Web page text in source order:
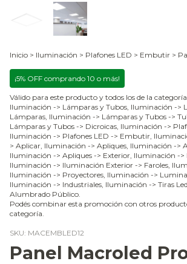
Inicio > Iluminación > Plafones LED > Embutir >
¡5% OFF comprando 10 o más!
Válido para este producto y todos los de la
Iluminación -> Lámparas y Tubos, Iluminación ->
Lámparas, Iluminación -> Lámparas y Tubos ->
Lámparas y Tubos -> Dicroicas, Iluminación ->
Iluminación -> Plafones LED -> Embutir,
> Aplicar, Iluminación -> Apliques, Iluminación ->
Iluminación -> Apliques -> Exterior, Iluminación -
Iluminación -> Iluminación Exterior -> Faroles,
Iluminación -> Proyectores, Iluminación ->
Iluminación -> Industriales, Iluminación -> Tiras
Alumbrado Público.
Podés combinar esta promoción con otros
categoría.
SKU: MACEMBLED12
Panel Macroled